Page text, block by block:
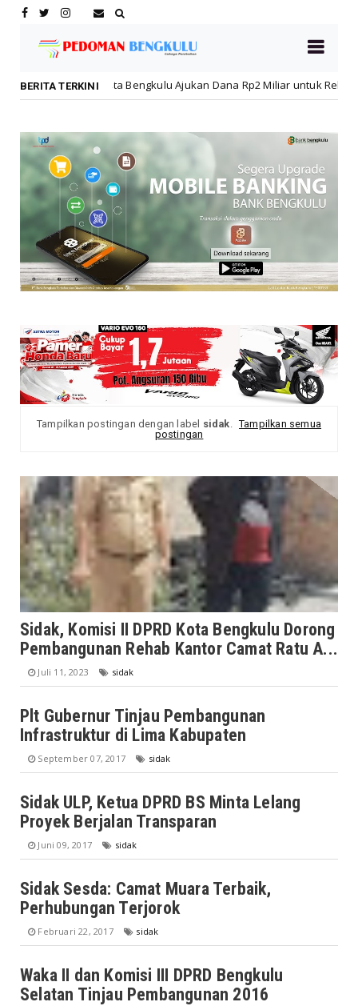
BERITA TERKINI
Bengkulu Ajukan Dana Rp2 Miliar untuk Rehabilitasi SMPN 19
Tampilkan postingan dengan label sidak. Tampilkan semua
postingan
Sidak, Komisi II DPRD Kota Bengkulu Dorong
Pembangunan Rehab Kantor Camat Ratu A...
Juli 11, 2023 sidak
Plt Gubernur Tinjau Pembangunan
Infrastruktur di Lima Kabupaten
September 07, 2017 sidak
Sidak ULP, Ketua DPRD BS Minta Lelang
Proyek Berjalan Transparan
Juni 09, 2017 sidak
Sidak Sesda: Camat Muara Terbaik,
Perhubungan Terjorok
Februari 22, 2017 sidak
Waka II dan Komisi III DPRD Bengkulu
Selatan Tinjau Pembangunan 2016